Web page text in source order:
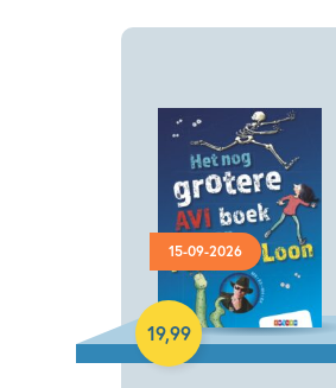
15-09-2026
19,99
Hardcover